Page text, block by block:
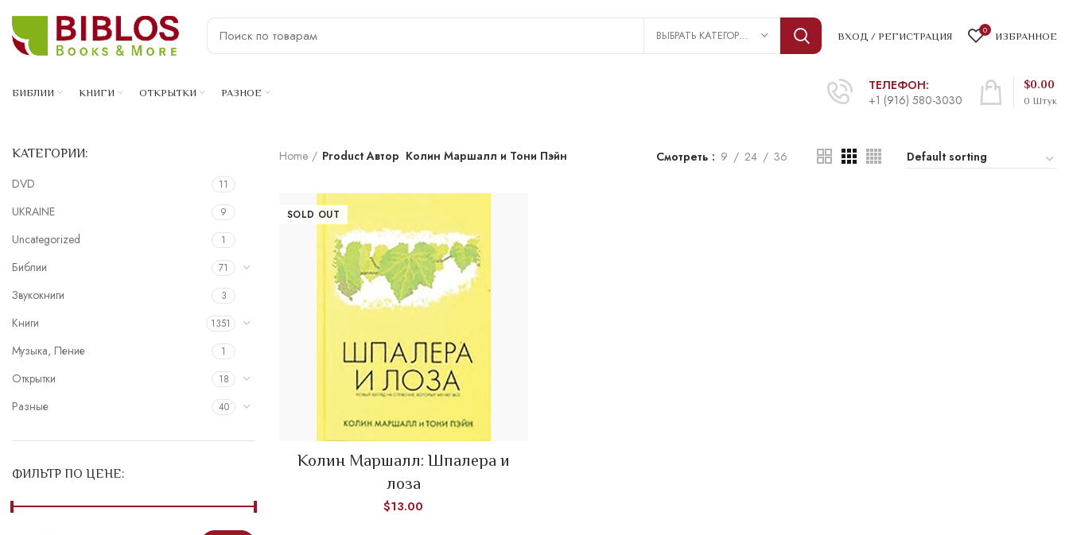
ВЫБРАТЬ КАТЕГОРИЮ ВХОД / РЕГИСТРАЦИЯ 0 ИЗБРАННОЕ
БИБЛИИ КНИГИ ОТКРЫТКИ РАЗНОЕ
ТЕЛЕФОН:
+1 (916) 580-3030
0 Штук
$0.00
КАТЕГОРИИ:
DVD 11
UKRAINE 9
Uncategorized 1
Библии 71
Звукокниги 3
Книги 1351
Музыка, Пение 1
Открытки 18
Разные 40
ФИЛЬТР ПО ЦЕНЕ:
Home Product Автор Колин Маршалл и Тони Пэйн Смотреть 9 24 36
SOLD OUT
READ MORE
Колин Маршалл: Шпалера и
лоза
$13.00